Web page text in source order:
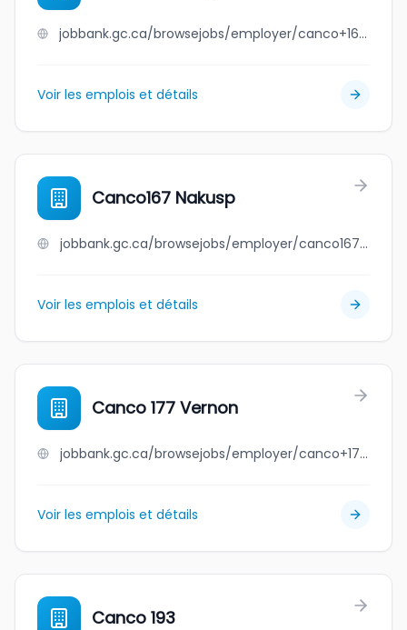
jobbank.gc.ca/browsejobs/employer/canco+160+ladysmith/ca
Voir les emplois et détails
Canco167 Nakusp
jobbank.gc.ca/browsejobs/employer/canco167+nakusp/ca
Voir les emplois et détails
Canco 177 Vernon
jobbank.gc.ca/browsejobs/employer/canco+177+vernon/ca
Voir les emplois et détails
Canco 193